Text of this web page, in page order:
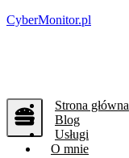
CyberMonitor.pl
Strona główna
Blog
Usługi
O mnie